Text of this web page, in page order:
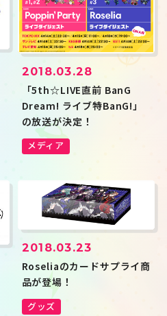
2018.03.28
メディア
「5th☆LIVE直前 BanG
Dream! ライブ特BanG!」
の放送が決定！
2018.03.23
グッズ
Roseliaのカードサプライ商
品が登場！